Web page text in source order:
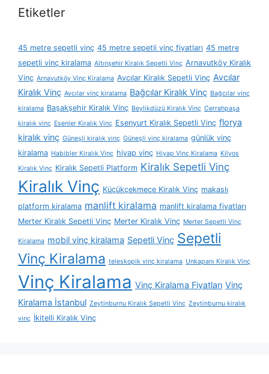
Etiketler
45 metre sepetli vinç 45 metre sepetli vinç fiyatları 45 metre
sepetli vinç kiralama Altınşehir Kiralık Sepetli Vinç Arnavutköy Kiralık
Vinç Arnavutköy Vinç Kiralama Avcılar Kiralık Sepetli Vinç Avcılar
Kiralık Vinç Avcılar vinç kiralama Bağcılar Kiralık Vinç Bağcılar vinç
kiralama Başakşehir Kiralık Vinç Beylikdüzü Kiralık Vinç Cerrahpaşa
kiralık vinç Esenler Kiralık Vinç Esenyurt Kiralık Sepetli Vinç florya
kiralık vinç Güneşli kiralık vinç Güneşli vinç kiralama günlük vinç
kiralama Habibler Kiralık Vinç hiyap vinç Hiyap Vinç Kiralama Kilyos
Kiralık Vinç Kiralık Sepetli Platform Kiralık Sepetli Vinç
Kiralık Vinç Küçükçekmece Kiralık Vinç makaslı
platform kiralama manlift kiralama manlift kiralama fiyatları
Merter Kiralık Sepetli Vinç Merter Kiralık Vinç Merter Sepetli Vinç
Kiralama mobil vinç kiralama Sepetli Vinç Sepetli
Vinç Kiralama teleskopik vinç kiralama Unkapanı Kiralık Vinç
Vinç Kiralama Vinç Kiralama Fiyatları Vinç
Kiralama İstanbul Zeytinburnu Kiralık Sepetli Vinç Zeytinburnu kiralık
vinç İkitelli Kiralık Vinç